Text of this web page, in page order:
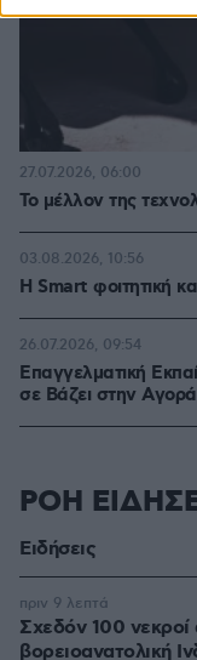
Το μέλλον της
27.07.2026, 06:00
Η Smart φοιτητική
03.08.2026, 10:56
Επαγγελματική
σε Bάζει στην
26.07.2026, 09:54
ΡΟΗ
Ειδήσεις
Σχεδόν 100 νεκροί
βορειοανατολική
πριν 9 λεπτά